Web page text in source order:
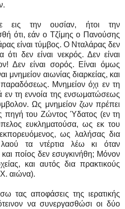
εις την ουσίαν, ήτοι την
ότι, εάν ο Τζίμης ο Πανούσης
είναι τύμβος. Ο Νταλάρας δεν
ότι δεν είναι νεκρός. Δεν είναι
Δεν είναι σορός. Είναι όμως
μνημείον αιωνίας διαρκείας, και
παραδόσεως. Μνημείον όχι εν τη
εν τη εννοία της ενσωματώσεως
Ως μνημείον ζων πρέπει
πηγή του Ζώντος Ύδατος (εν τη
ευκληματούσα, ως εκ του
ως λαλήσας δια
τα ντέρτια λέω κι όταν
ποίος δεν εσυγκινήθη; Μόνον
και αυτός δια πρακτικούς
αιώνα).
τας αποφάσεις της ιερατικής
να συνεργασθώσι οι δύο